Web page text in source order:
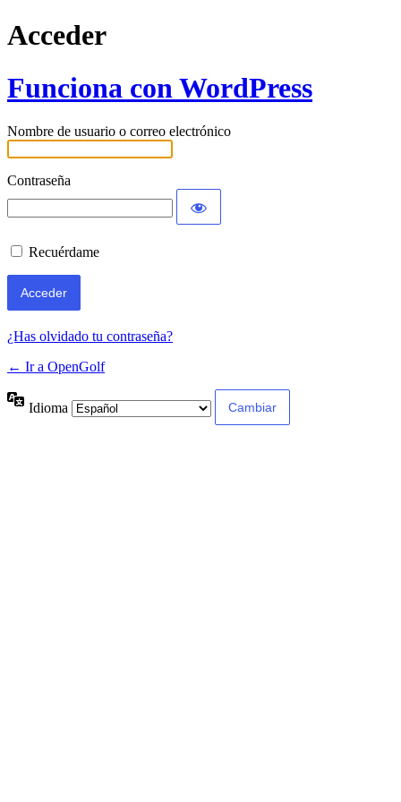
Acceder
Funciona con WordPress
Nombre de usuario o correo electrónico
Contraseña
Recuérdame
¿Has olvidado tu contraseña?
← Ir a OpenGolf
Idioma